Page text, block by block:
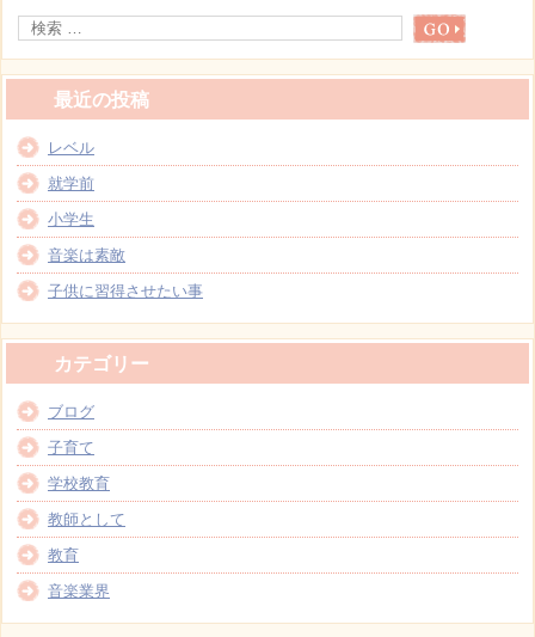
最近の投稿
レベル
就学前
小学生
音楽は素敵
子供に習得させたい事
カテゴリー
ブログ
子育て
学校教育
教師として
教育
音楽業界